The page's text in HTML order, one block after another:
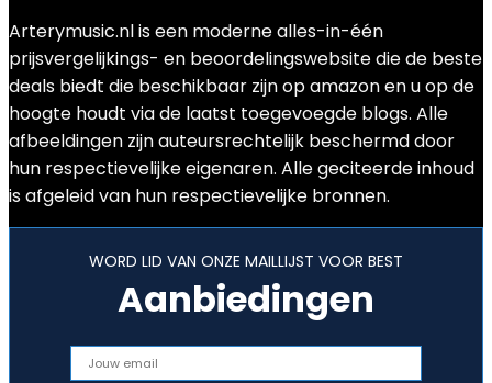
Arterymusic.nl is een moderne alles-in-één
prijsvergelijkings- en beoordelingswebsite die de beste
deals biedt die beschikbaar zijn op amazon en u op de
hoogte houdt via de laatst toegevoegde blogs. Alle
afbeeldingen zijn auteursrechtelijk beschermd door
hun respectievelijke eigenaren. Alle geciteerde inhoud
is afgeleid van hun respectievelijke bronnen.
WORD LID VAN ONZE MAILLIJST VOOR BEST
Aanbiedingen